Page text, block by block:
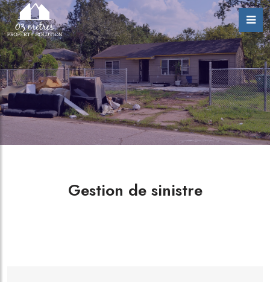
Gestion de sinistre